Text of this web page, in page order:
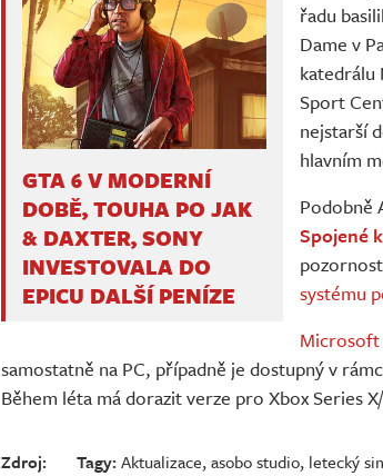
GTA 6 V MODERNÍ
DOBĚ, TOUHA PO JAK
& DAXTER, SONY
INVESTOVALA DO
EPICU DALŠÍ PENÍZE
řadu
Dame v
katedrálu
Sport
nejstarší
hlavním
Podobně
Spojené
systému
samostatně na PC, případně je dostupný v
Během léta má dorazit verze pro Xbox Series
Zdroj:
Tagy:Aktualizace,asobo studio, letecký